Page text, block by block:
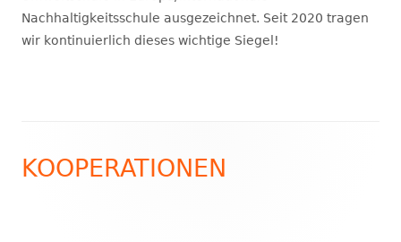
Nachhaltigkeitsschule ausgezeichnet. Seit 2020 tragen
wir kontinuierlich dieses wichtige Siegel!
Inhalt
KOOPERATIONEN